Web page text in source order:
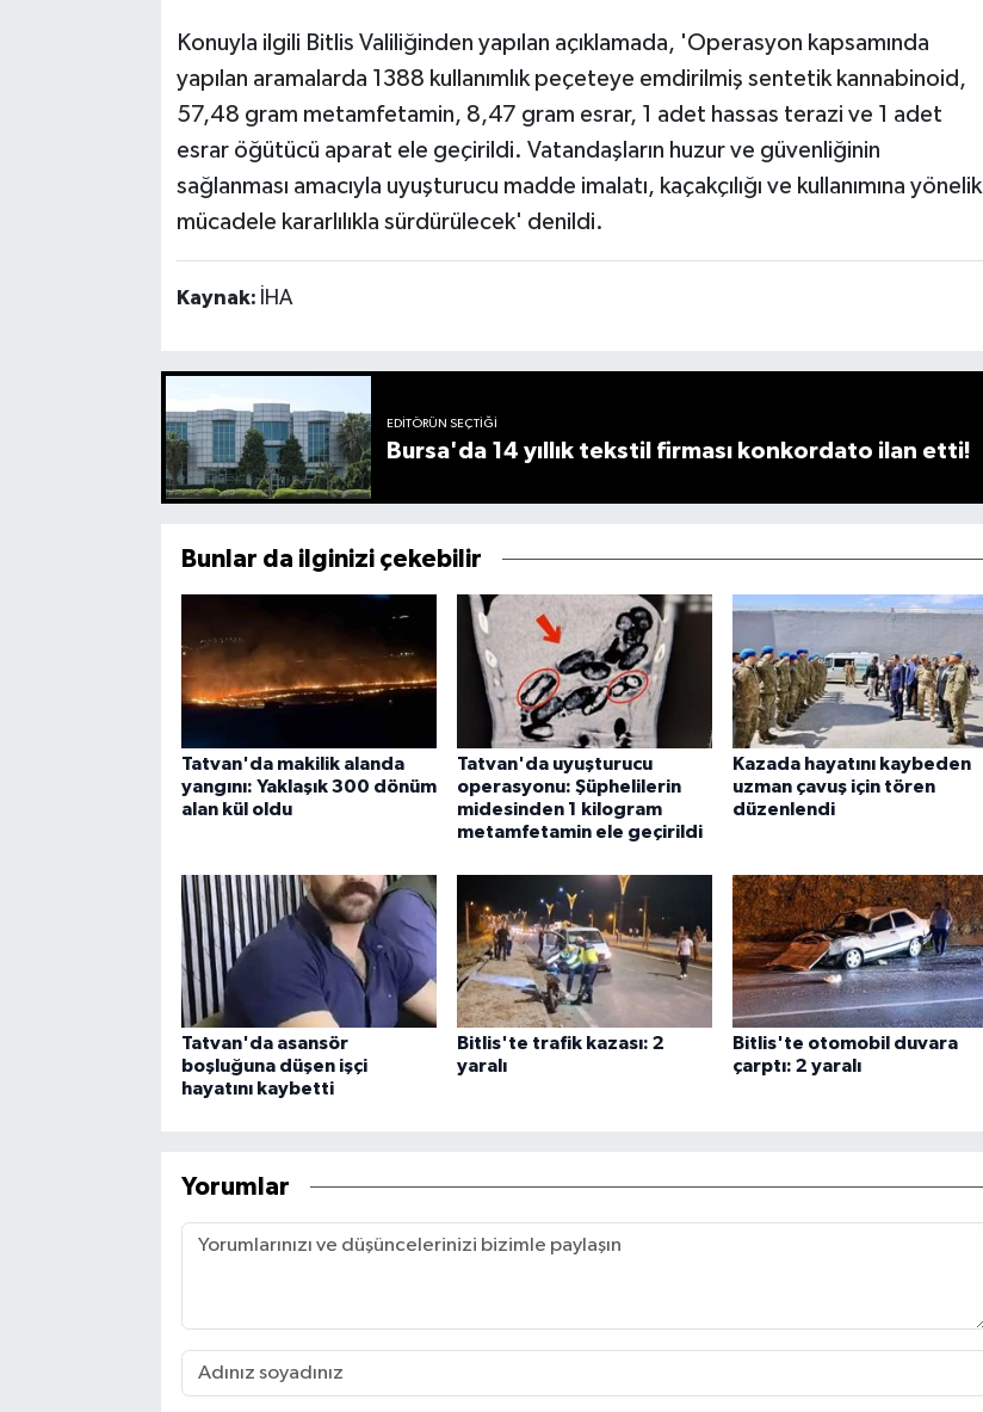
Konuyla ilgili Bitlis Valiliğinden yapılan açıklamada, 'Operasyon kapsamında
yapılan aramalarda 1388 kullanımlık peçeteye emdirilmiş sentetik kannabinoid,
57,48 gram metamfetamin, 8,47 gram esrar, 1 adet hassas terazi ve 1 adet
esrar öğütücü aparat ele geçirildi. Vatandaşların huzur ve güvenliğinin
sağlanması amacıyla uyuşturucu madde imalatı, kaçakçılığı ve kullanımına yönelik
mücadele kararlılıkla sürdürülecek' denildi.
Kaynak: İHA
EDITÖRÜN SEÇTIĞI
Bursa'da 14 yıllık tekstil firması konkordato ilan etti!
Bunlar da ilginizi çekebilir
Tatvan'da makilik alanda
yangını: Yaklaşık 300 dönüm
alan kül oldu
Tatvan'da uyuşturucu
operasyonu: Şüphelilerin
midesinden 1 kilogram
metamfetamin ele geçirildi
Kazada hayatını kaybeden
uzman çavuş için tören
düzenlendi
Tatvan'da asansör
boşluğuna düşen işçi
hayatını kaybetti
Bitlis'te trafik kazası: 2
yaralı
Bitlis'te otomobil duvara
çarptı: 2 yaralı
Yorumlar